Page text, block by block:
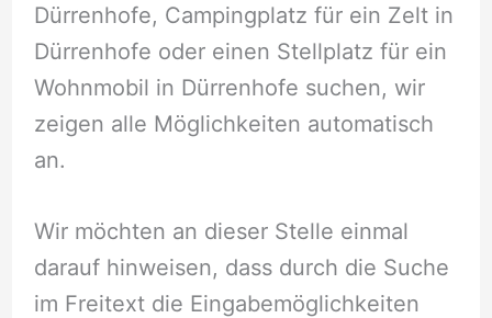
Dürrenhofe, Campingplatz für ein Zelt in
Dürrenhofe oder einen Stellplatz für ein
Wohnmobil in Dürrenhofe suchen, wir
zeigen alle Möglichkeiten automatisch
an.
Wir möchten an dieser Stelle einmal
darauf hinweisen, dass durch die Suche
im Freitext die Eingabemöglichkeiten